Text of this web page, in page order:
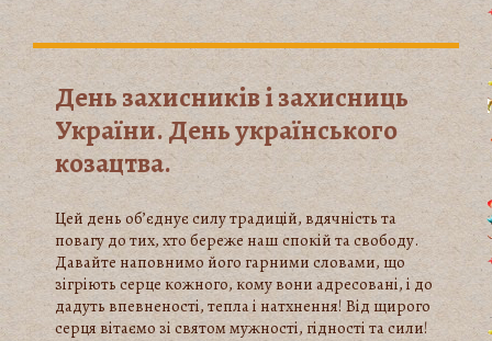
День захисників і захисниць
України. День українського
козацтва.
Цей день об’єднує силу традицій, вдячність та
повагу до тих, хто береже наш спокій та свободу.
Давайте наповнимо його гарними словами, що
зігріють серце кожного, кому вони адресовані, і до
дадуть впевненості, тепла і натхнення! Від щирого
серця вітаємо зі святом мужності, гідності та сили!